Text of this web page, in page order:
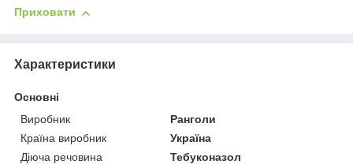
Приховати
Характеристики
Основні
Виробник
Ранголи
Країна виробник
Україна
Діюча речовина
Тебуконазол